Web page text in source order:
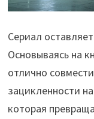
Сериал
Основываясь на
отлично
зацикленности
которая